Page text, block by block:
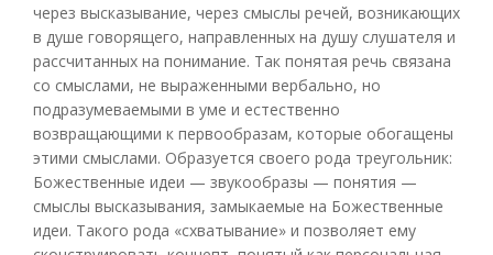
через высказывание, через смыслы речей, возникающих
в душе говорящего, направленных на душу слушателя и
рассчитанных на понимание. Так понятая речь связана
со смыслами, не выраженными вербально, но
подразумеваемыми в уме и естественно
возвращающими к первообразам, которые обогащены
этими смыслами. Образуется своего рода треугольник:
Божественные идеи — звукообразы — понятия —
смыслы высказывания, замыкаемые на Божественные
идеи. Такого рода «схватывание» и позволяет ему